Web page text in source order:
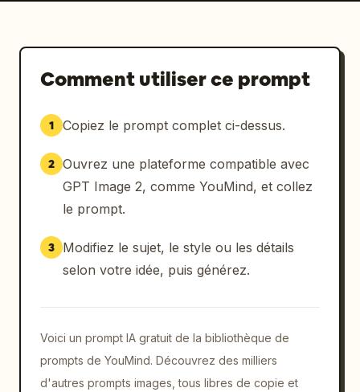
Comment utiliser ce prompt
1 Copiez le prompt complet ci-dessus.
2 Ouvrez une plateforme compatible avec
GPT Image 2, comme YouMind, et collez
le prompt.
3
Modifiez le sujet, le style ou les détails
selon votre idée, puis générez.
Voici un prompt IA gratuit de la bibliothèque de
prompts de YouMind. Découvrez des milliers
d'autres prompts images, tous libres de copie et